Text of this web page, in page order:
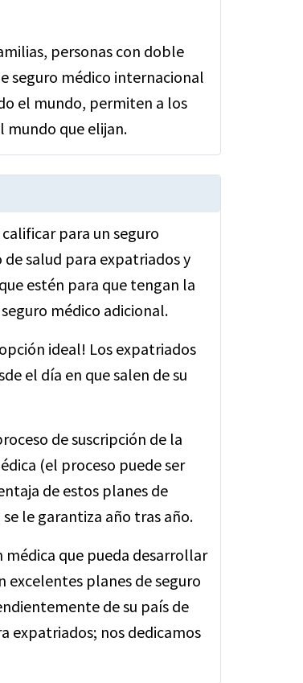
personas con doble
seguro médico internacional
el mundo, permiten a los
mundo que elijan.
para un seguro
salud para expatriados y
estén para que tengan la
médico adicional.
ideal! Los expatriados
el día en que salen de su
de suscripción de la
(el proceso puede ser
de estos planes de
le garantiza año tras año.
médica que pueda desarrollar
excelentes planes de seguro
de su país de
expatriados; nos dedicamos